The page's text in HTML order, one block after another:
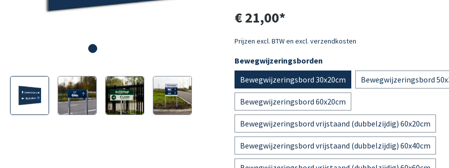
€ 21,00*
Prijzen excl. BTW en excl. verzendkosten
Bewegwijzeringsborden
Bewegwijzeringsbord 30x20cm
Bewegwijzeringsbord
Bewegwijzeringsbord 60x20cm
Bewegwijzeringsbord vrijstaand (dubbelzijdig) 60x20cm
Bewegwijzeringsbord vrijstaand (dubbelzijdig) 60x40cm